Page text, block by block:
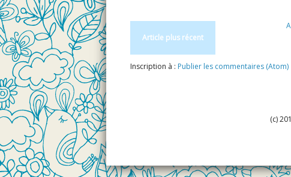
Article plus récent
Inscription à : Publier les commentaires (Atom)
(c)